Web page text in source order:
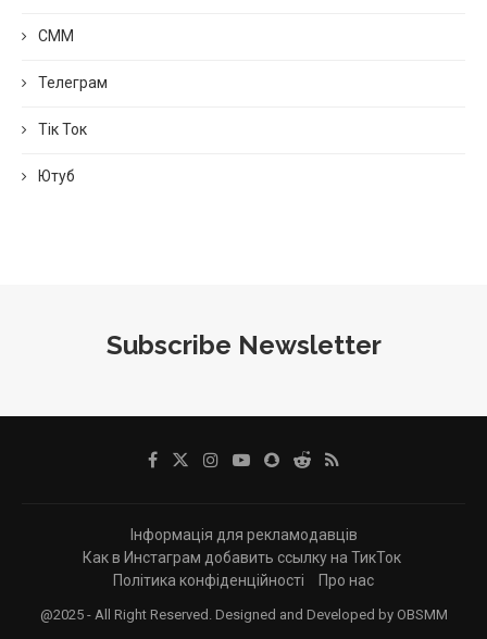
СММ
Телеграм
Тік Ток
Ютуб
Subscribe Newsletter
Інформація для рекламодавців
Как в Инстаграм добавить ссылку на ТикТок
Політика конфіденційності
Про нас
@2025 - All Right Reserved. Designed and Developed by OBSMM